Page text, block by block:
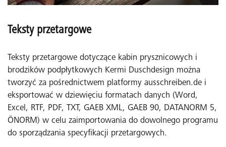
Teksty przetargowe
Teksty przetargowe dotyczące kabin prysznicowych i
brodzików podpłytkowych Kermi Duschdesign można
tworzyć za pośrednictwem platformy ausschreiben.de i
eksportować w dziewięciu formatach danych (Word,
Excel, RTF, PDF, TXT, GAEB XML, GAEB 90, DATANORM 5,
ÖNORM) w celu zaimportowania do dowolnego programu
do sporządzania specyfikacji przetargowych.